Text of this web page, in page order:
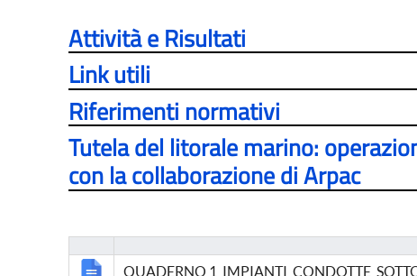
Attività e Risultati
Link utili
Riferimenti normativi
Tutela del litorale marino:
con la collaborazione di Arpac
QUADERNO